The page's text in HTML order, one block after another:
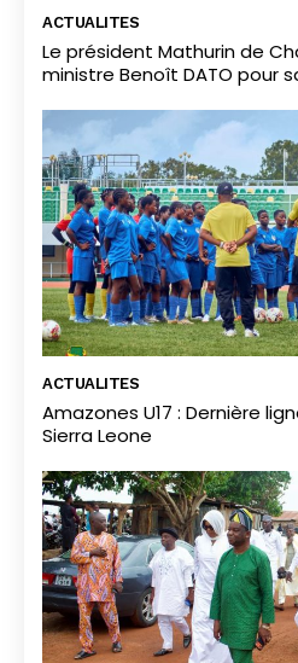
ACTUALITES
Le président Mathurin de
ministre Benoît DATO pour
ACTUALITES
Amazones U17 : Dernière
Sierra Leone